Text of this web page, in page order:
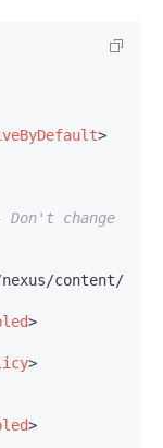
>
change
content/
>
>
>